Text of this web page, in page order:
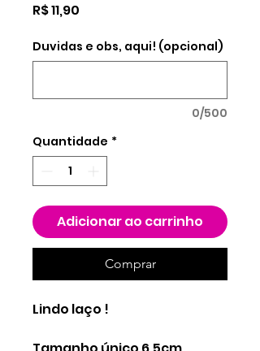
R$ 11,90
Duvidas e obs, aqui! (opcional)
0/500
Quantidade *
Adicionar ao carrinho
Comprar
Lindo laço !